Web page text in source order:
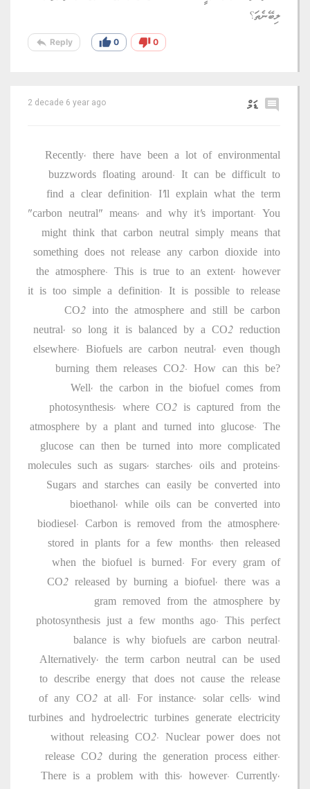
ލިބޭނެތަ؟
reply Reply thumb_up 0 thumb_down 0
comment ޑަމް 2 decade 6 year ago
Recently, there have been a lot of environmental
buzzwords floating around. It can be difficult to
find a clear definition. I'll explain what the term
"carbon neutral" means, and why it's important. You
might think that carbon neutral simply means that
something does not release any carbon dioxide into
the atmosphere. This is true to an extent, however
it is too simple a definition. It is possible to release
CO2 into the atmosphere and still be carbon
neutral, so long it is balanced by a CO2 reduction
elsewhere. Biofuels are carbon neutral, even though
burning them releases CO2. How can this be?
Well, the carbon in the biofuel comes from
photosynthesis, where CO2 is captured from the
atmosphere by a plant and turned into glucose. The
glucose can then be turned into more complicated
molecules such as sugars, starches, oils and proteins.
Sugars and starches can easily be converted into
bioethanol, while oils can be converted into
biodiesel. Carbon is removed from the atmosphere,
stored in plants for a few months, then released
when the biofuel is burned. For every gram of
CO2 released by burning a biofuel, there was a
gram removed from the atmosphere by
photosynthesis just a few months ago. This perfect
balance is why biofuels are carbon neutral.
Alternatively, the term carbon neutral can be used
to describe energy that does not cause the release
of any CO2 at all. For instance, solar cells, wind
turbines and hydroelectric turbines generate electricity
without releasing CO2. Nuclear power does not
release CO2 during the generation process either.
There is a problem with this, however. Currently,